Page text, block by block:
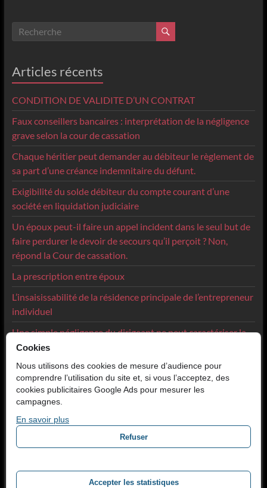
Articles récents
CONDITION DE VALIDITE D’UN CONTRAT
Faux conseillers bancaires : interprétation de la négligence
grave selon la cour de cassation
Chaque héritier peut demander au débiteur le règlement de
sa part d’une créance indemnitaire du défunt.
Exigibilité du solde débiteur du compte courant d’une
société en liquidation judiciaire
Un époux peut-il faire un appel incident dans le seul but de
faire perdurer le devoir de secours qu’il perçoit ? Non,
répond la Cour de cassation.
La prescription entre époux
L’insaisissabilité de la résidence principale de l’entrepreneur
individuel
Une simple négligence du dirigeant ne peut caractériser la
faute de gestion
Avocat en divorce amiable à Lyon
Avocat cautionnement dirigeant à Lyon
Catégories
Cookies
Nous utilisons des cookies de mesure d’audience pour
comprendre l’utilisation du site et, si vous l’acceptez, des
cookies publicitaires Google Ads pour mesurer les
campagnes.
En savoir plus
Refuser
Accepter les statistiques